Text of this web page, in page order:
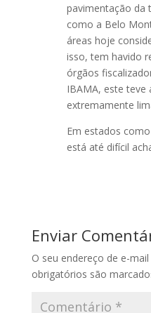
pavimentação da
como a Belo
áreas hoje
isso, tem havido
órgãos
IBAMA, este teve
extremamente
Em estados
está até difícil
Enviar
O seu endereço de e-
obrigatórios são